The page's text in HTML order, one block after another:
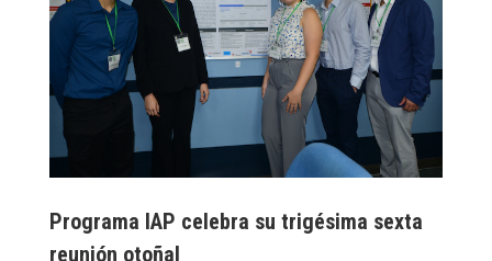
Programa IAP celebra su trigésima sexta
reunión otoñal